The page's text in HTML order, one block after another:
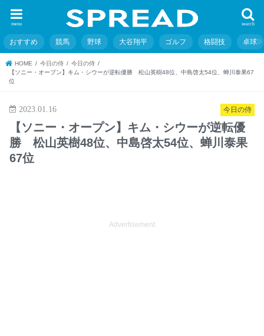
search
menu
おすすめ 競馬 野球 大谷翔平 ゴルフ 格闘技 卓球
HOME 今日の侍
今日の侍
【ソニー・オープン】キム・シウーが逆転優勝 松山英樹48位、中島啓太54位、蝉川泰果67
位
今日の侍
2023.01.16
【ソニー・オープン】キム・シウーが逆転優
勝 松山英樹48位、中島啓太54位、蝉川泰果
67位
Advertisement